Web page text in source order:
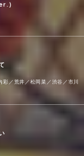
／荒井／松岡菜／渋谷／市川